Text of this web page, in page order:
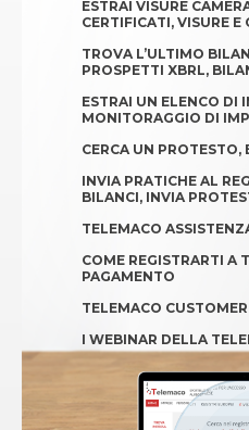
ESTRAI VISURE
CERTIFICATI, VISURE
TROVA L’ULTIMO
PROSPETTI XBRL,
ESTRAI UN ELENCO DI
MONITORAGGIO DI
CERCA UN PROTESTO,
INVIA PRATICHE AL
BILANCI, INVIA
TELEMACO
COME REGISTRARTI A
PAGAMENTO
TELEMACO
I WEBINAR DELLA